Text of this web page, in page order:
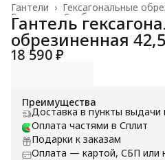
Гексагональные
Гантели ›
Свободные веса
Главная
Гантель
обрезиненная
18 590 ₽
Преимущества
Доставка в пункты выдачи
Оплата частями в Сплит
Подарки к заказам
Оплата — картой, СБП или